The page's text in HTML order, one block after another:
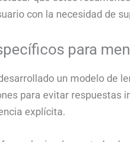
con la necesidad de
para
un modelo de
para evitar respuestas
explícita.